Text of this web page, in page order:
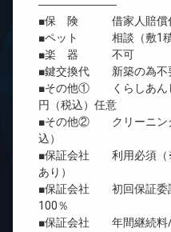
―――――――
■保 険 借家人賠償付
■ペット 相談（敷1積
■楽 器 不可
■鍵交換代 新築の為不
■その他① くらしあんし
円（税込）任意
■その他② クリーニング
込）
■保証会社 利用必須（
あり）
■保証会社 初回保証委
100％
■保証会社 年間継続料/